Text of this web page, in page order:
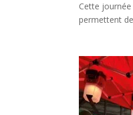
Cette
permettent